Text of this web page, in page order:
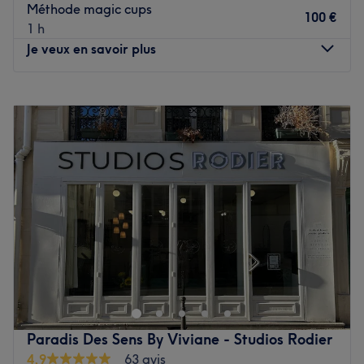
d'hygiène et de sécurité les plus strictes afin de vous
garantir un véritable moment de bien-être.
Voir le salon
Méthode magic cups
1 h
100 €
Je veux en savoir plus
Mardi
10:00–19:15
Mercredi
09:00–19:15
Jeudi
10:00–19:15
Vendredi
09:00–19:15
10:00
18:15
Dimanche
Fermé
Madero and Co est un lieu de beauté spécialisé dans la
madérothérapie, situé dans le 9ᵉ arrondissement de Paris.
Un établissement pionnier dans leur spécialité, tenu par
des praticiennes bienveillantes et passionnées. Octroyez-
vous un moment bien-être et venez pousser les portes de
ce salon.
Paradis Des Sens By Viviane - Studios Rodier
4,9
63 avis